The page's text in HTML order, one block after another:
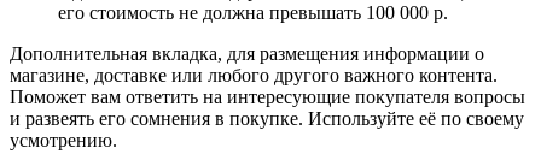
его стоимость не должна превышать 100 000 р.
Дополнительная вкладка, для размещения информации о
магазине, доставке или любого другого важного контента.
Поможет вам ответить на интересующие покупателя вопросы
и развеять его сомнения в покупке. Используйте её по своему
усмотрению.